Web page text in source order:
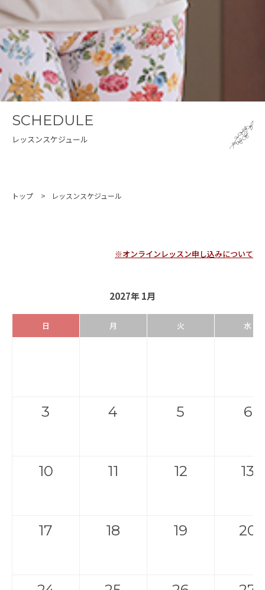
SCHEDULE
レッスンスケジュール
トップ レッスンスケジュール
※オンラインレッスン申し込みについて
2027年 1月
日 月 火 水
3 4 5 6
10 11 12 13
17 18 19 20